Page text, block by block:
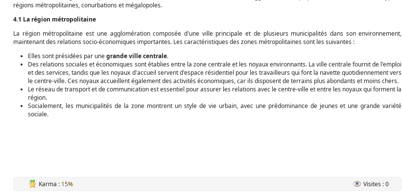
régions métropolitaines, conurbations et mégalopoles.
4.1 La région métropolitaine
La région métropolitaine est une agglomération composée d'une ville principale et de plusieurs municipalités dans son environnement,
maintenant des relations socio-économiques importantes. Les caractéristiques des zones métropolitaines sont les suivantes :
Elles sont présidées par unegrande ville centrale.
Des relations sociales et économiques sont établies entre la zone centrale et les noyaux environnants. La ville centrale fournit de l'emploi
et des services, tandis que les noyaux d'accueil servent d'espace résidentiel pour les travailleurs qui font la navette quotidiennement vers
le centre-ville. Ces noyaux accueillent également des activités économiques, car ils disposent de terrains plus abondants et moins chers.
Le réseau de transport et de communication est essentiel pour assurer les relations avec le centre-ville et entre les noyaux qui forment la
région.
Socialement, les municipalités de la zone montrent un style de vie urbain, avec une prédominance de jeunes et une grande variété
sociale.
Karma : 15% Visites : 0